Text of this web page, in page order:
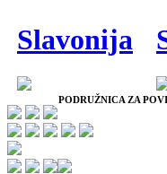
Slavonija
PODRUŽNICA ZA